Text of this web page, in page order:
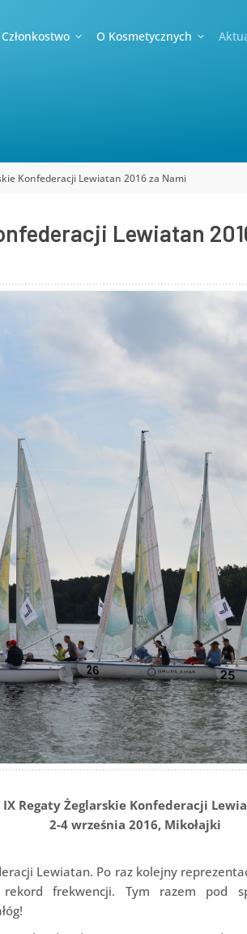
Członkostwo O Kosmetycznych
Konfederacji Lewiatan 2016 za Nami
Lewiatan
IX Regaty Żeglarskie Konfederacji
2-4 września 2016, Mikołajki
Lewiatan. Po raz kolejny
rekord frekwencji. Tym razem